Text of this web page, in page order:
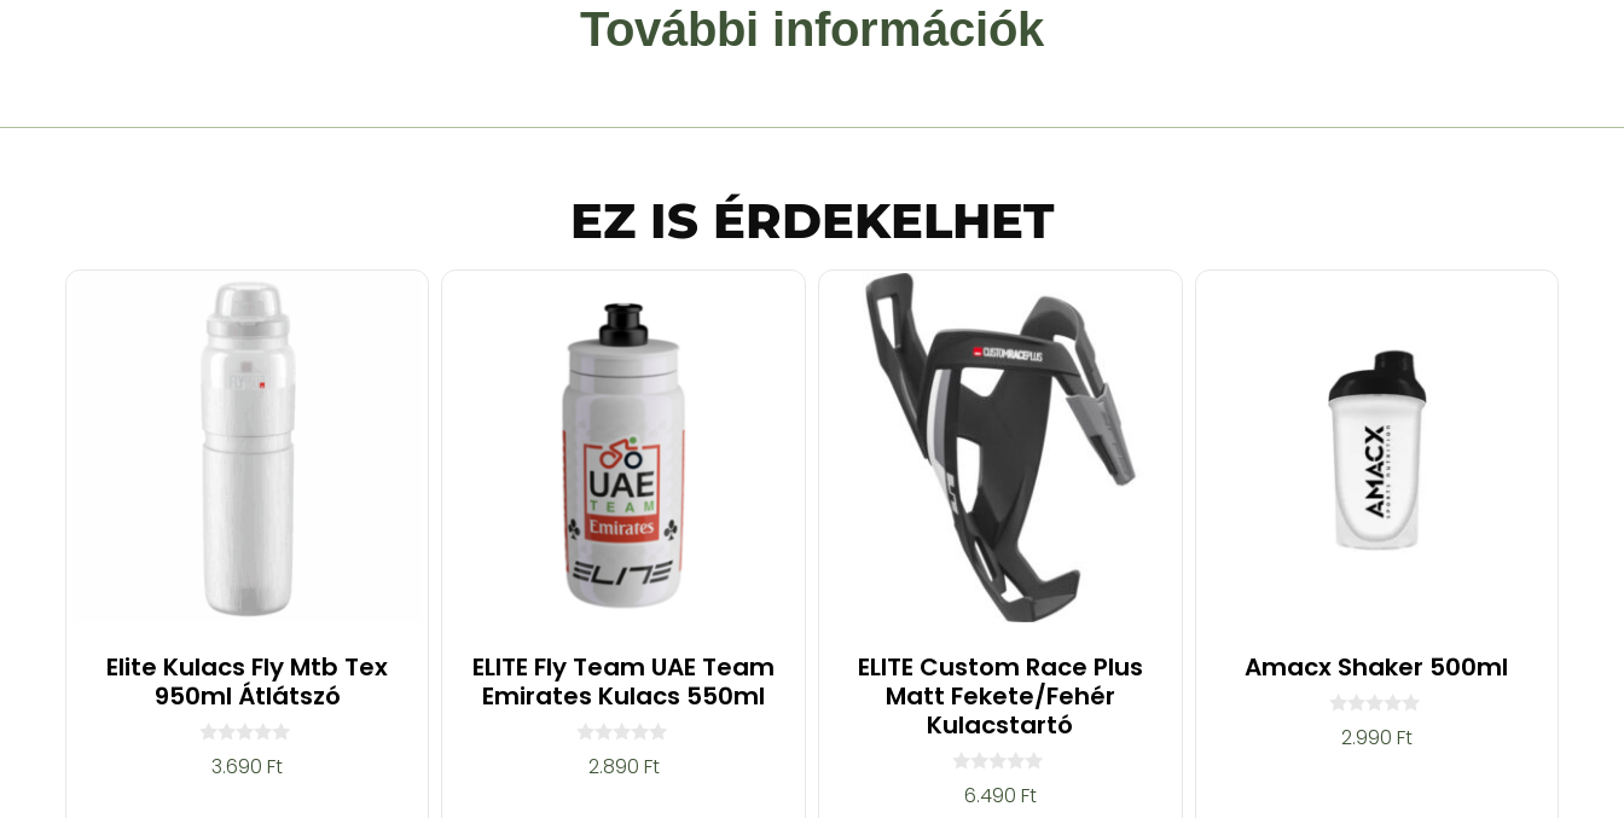
További információk
EZ IS ÉRDEKELHET
Elite Kulacs Fly Mtb Tex
950ml Átlátszó
3.690Ft
ELITE Fly Team UAE Team
Emirates Kulacs 550ml
2.890 Ft
ELITE Custom Race Plus
Matt Fekete/Fehér
Kulacstartó
6.490 Ft
Amacx Shaker 500ml
2.990 Ft